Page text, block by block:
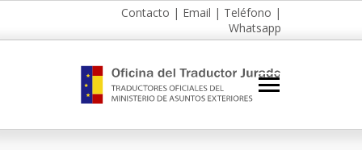
Contacto | Email | Teléfono |
Whatsapp